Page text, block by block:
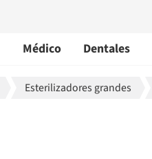
Médico Dentales
Esterilizadores grandes